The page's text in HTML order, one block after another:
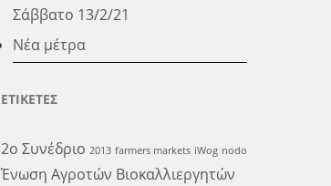
Σάββατο 13/2/21
Νέα μέτρα
ΕΤΙΚΕΤΕΣ
2ο Συνέδριο 2013 farmers markets iWog nodo
Ένωση Αγροτών Βιοκαλλιεργητών